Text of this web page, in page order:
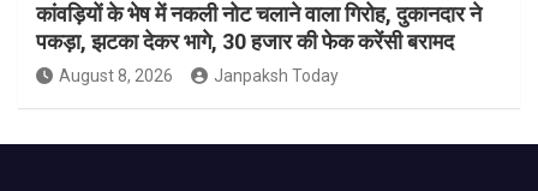
कांवड़ियों के भेष में नकली नोट चलाने वाला गिरोह, दुकानदार ने
पकड़ा, झटका देकर भागे, 30 हजार की फेक करेंसी बरामद
August 8, 2026 Janpaksh Today